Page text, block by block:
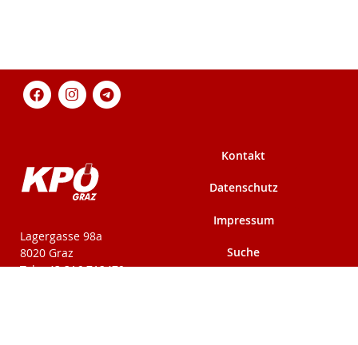
KPÖ-Steiermark
Lagergasse 98a
8020 Graz
Tel: +43 316 712479
Kontakt
Datenschutz
Impressum
Suche